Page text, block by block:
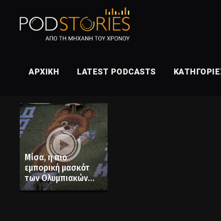
ΑΡΧΙΚΉ LATEST PODCASTS
Μίσα, η πιο
εμπορική μασκότ
των Ολυμπιακών
αγώνων. Το